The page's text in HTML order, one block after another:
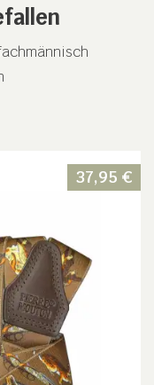
37,95 €